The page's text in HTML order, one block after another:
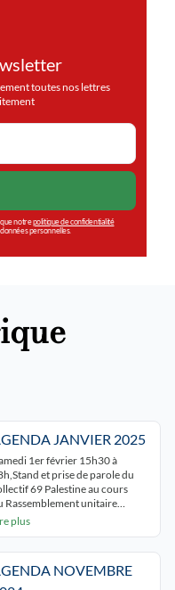
toutes nos lettres
que notrepolitique de confidentialité
personnelles.
JANVIER 2025
1er février 15h30 à
et prise de parole du
69 Palestine au cours
Rassemblement unitaire
désarmer Bolloré »
Évènement Facebook
plus
NOVEMBRE